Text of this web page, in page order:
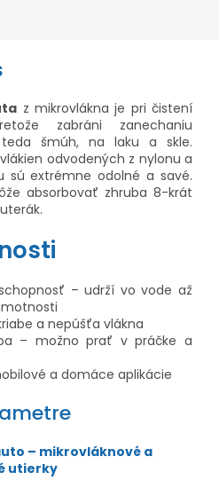
z mikrovlákna je pri čistení
zabráni zanechaniu
šmúh, na laku a skle.
odvodených z nylonu a
sú extrémne odolné a savé.
absorbovať zhruba 8-krát
– udrží vo vode až
a nepúšťa vlákna
– možno prať v práčke a
a domáce aplikácie
– mikrovláknové a
utierky